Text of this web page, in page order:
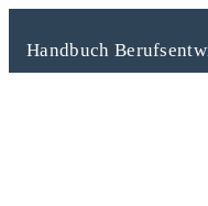
Inhalt
springen
Handbuch